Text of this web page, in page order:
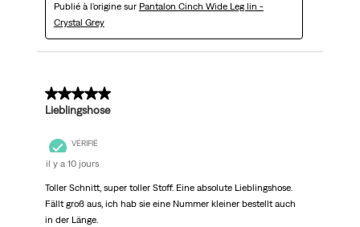
Publié à l'origine sur Pantalon Cinch Wide Leg lin -
Crystal Grey
5 sur 5 étoiles.
Lieblingshose
VÉRIFIÉ
il y a 10 jours
Toller Schnitt, super toller Stoff. Eine absolute Lieblingshose.
Fällt groß aus, ich hab sie eine Nummer kleiner bestellt auch
in der Länge.